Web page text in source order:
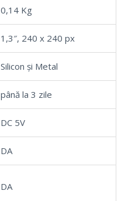
0,14 Kg
1,3″, 240 x 240 px
Silicon și Metal
până la 3 zile
DC 5V
DA
DA